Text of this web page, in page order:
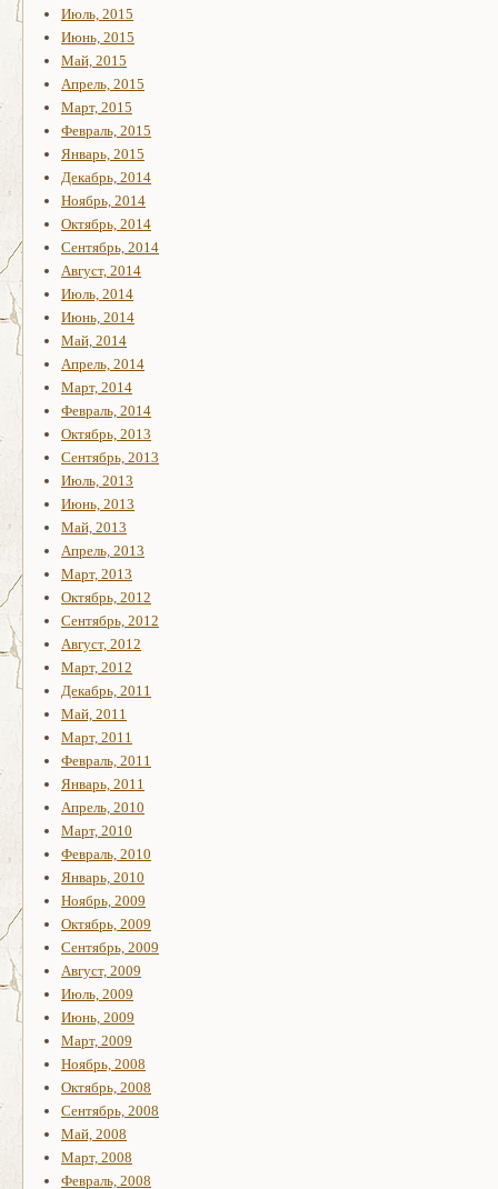
Июль, 2015
Июнь, 2015
Май, 2015
Апрель, 2015
Март, 2015
Февраль, 2015
Январь, 2015
Декабрь, 2014
Ноябрь, 2014
Октябрь, 2014
Сентябрь, 2014
Август, 2014
Июль, 2014
Июнь, 2014
Май, 2014
Апрель, 2014
Март, 2014
Февраль, 2014
Октябрь, 2013
Сентябрь, 2013
Июль, 2013
Июнь, 2013
Май, 2013
Апрель, 2013
Март, 2013
Октябрь, 2012
Сентябрь, 2012
Август, 2012
Март, 2012
Декабрь, 2011
Май, 2011
Март, 2011
Февраль, 2011
Январь, 2011
Апрель, 2010
Март, 2010
Февраль, 2010
Январь, 2010
Ноябрь, 2009
Октябрь, 2009
Сентябрь, 2009
Август, 2009
Июль, 2009
Июнь, 2009
Март, 2009
Ноябрь, 2008
Октябрь, 2008
Сентябрь, 2008
Май, 2008
Март, 2008
Февраль, 2008